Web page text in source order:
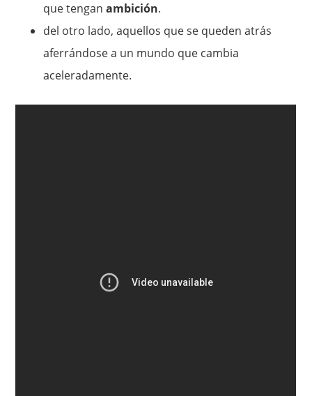
que tenganambición.
del otro lado, aquellos que se queden atrás
aferrándose a un mundo que cambia
aceleradamente.